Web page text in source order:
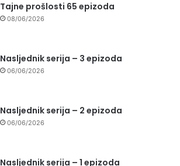
Tajne prošlosti 65 epizoda
08/06/2026
Nasljednik serija – 3 epizoda
06/06/2026
Nasljednik serija – 2 epizoda
06/06/2026
Nasljednik serija – 1 epizoda